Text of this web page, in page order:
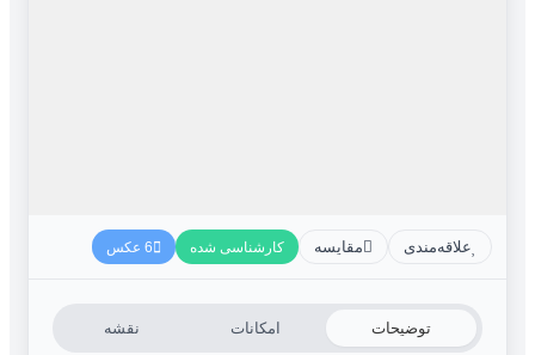
علاقه‌مندی مقایسه کارشناسی شده 6 عکس
توضیحات امکانات نقشه